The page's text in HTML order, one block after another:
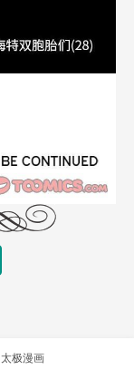
太极漫画